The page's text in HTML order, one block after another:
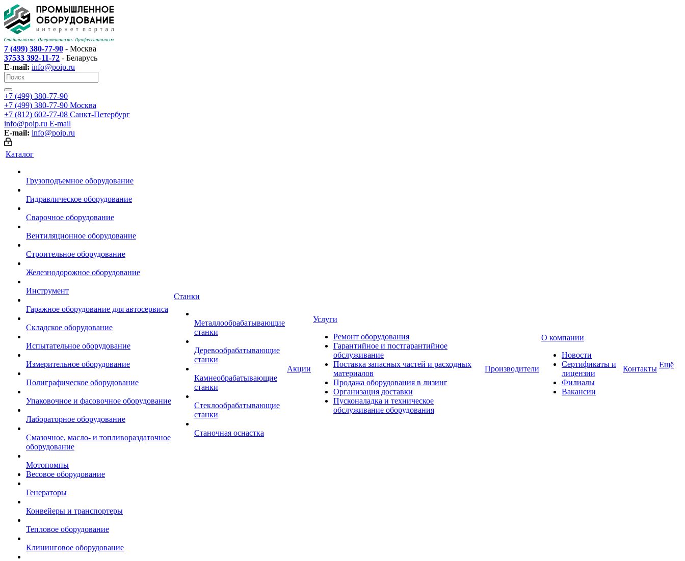
7 (499) 380-77-90 - Москва
37533 392-11-72 - Беларусь
E-mail: info@poip.ru
+7 (499) 380-77-90
+7 (499) 380-77-90 Москва
+7 (812) 602-77-08 Санкт-Петербург
info@poip.ru E-mail
E-mail: info@poip.ru
Каталог
Грузоподъемное оборудование
Гидравлическое оборудование
Сварочное оборудование
Вентиляционное оборудование
Строительное оборудование
Железнодорожное оборудование
Инструмент
Гаражное оборудование для автосервиса
Складское оборудование
Испытательное оборудование
Измерительное оборудование
Полиграфическое оборудование
Упаковочное и фасовочное оборудование
Лабораторное оборудование
Смазочное, масло- и топливораздаточное
оборудование
Мотопомпы
Весовое оборудование
Генераторы
Конвейеры и транспортеры
Тепловое оборудование
Клининговое оборудование
Станки
Металлообрабатывающие
станки
Деревообрабатывающие
станки
Камнеобрабатывающие
станки
Стеклообрабатывающие
станки
Станочная оснастка
Акции
Услуги
Ремонт оборудования
Гарантийное и постгарантийное
обслуживание
Поставка запасных частей и расходных
материалов
Продажа оборудования в лизинг
Организация доставки
Пусконаладка и техническое
обслуживание оборудования
Производители
О компании
Новости
Сертификаты и
лицензии
Филиалы
Вакансии
Контакты Ещё